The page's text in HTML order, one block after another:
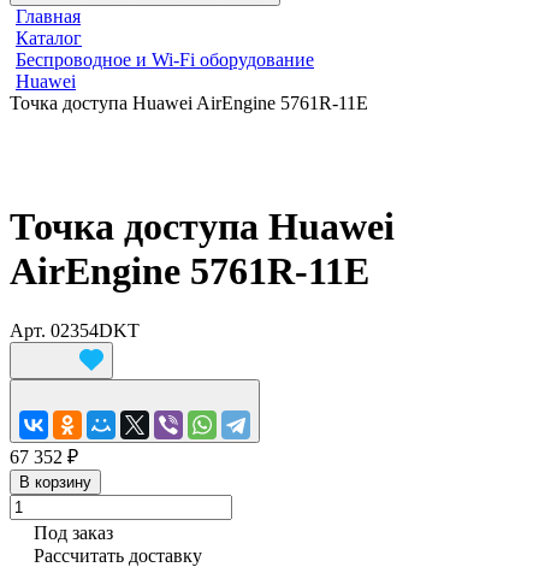
Главная
Каталог
Беспроводное и Wi-Fi оборудование
Huawei
Точка доступа Huawei AirEngine 5761R-11E
Точка доступа Huawei
AirEngine 5761R-11E
Арт. 02354DKT
67 352 ₽
В корзину
Под заказ
Рассчитать доставку